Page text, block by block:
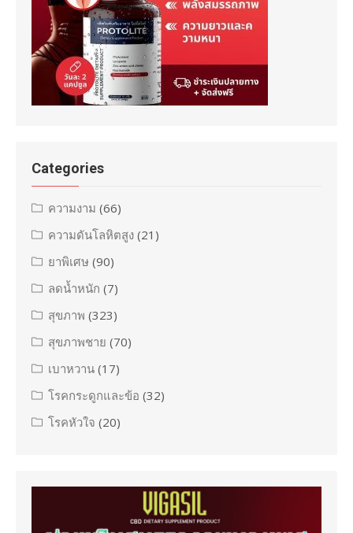
Categories
ความงาม (66)
ความดันโลหิตสูง (21)
ยาพิเศษ (90)
ลดน้ำหนัก (7)
สุขภาพ (323)
สุขภาพชาย (70)
เบาหวาน (17)
โรคกระดูกและข้อ (32)
โรคหัวใจ (20)